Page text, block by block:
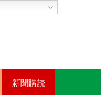
新聞購読